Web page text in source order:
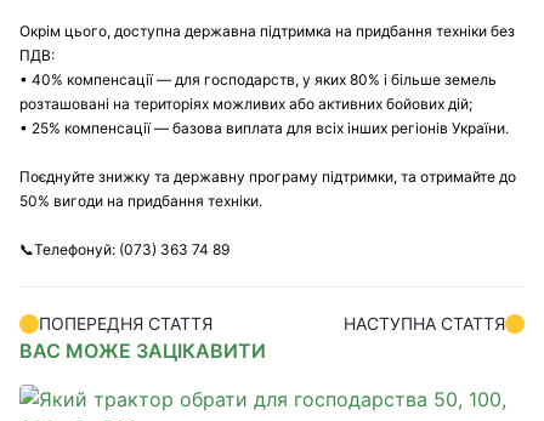
Окрім цього, доступна державна підтримка на придбання техніки без
ПДВ:
• 40% компенсації — для господарств, у яких 80% і більше земель
розташовані на територіях можливих або активних бойових дій;
• 25% компенсації — базова виплата для всіх інших регіонів України.
Поєднуйте знижку та державну програму підтримки, та отримайте до
50% вигоди на придбання техніки.
📞Телефонуй: (073) 363 74 89
ПОПЕРЕДНЯ СТАТТЯ НАСТУПНА СТАТТЯ
ВАС МОЖЕ ЗАЦІКАВИТИ